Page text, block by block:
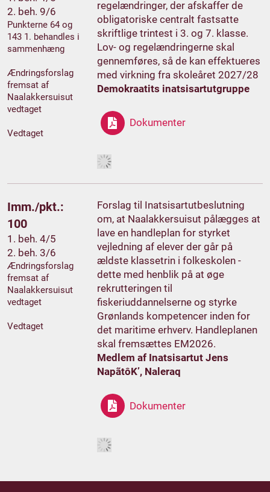
2. beh. 9/6
Punkterne 64 og
143 1. behandles i
sammenhæng
Ændringsforslag
fremsat af
Naalakkersuisut
vedtaget
Vedtaget
regelændringer, der afskaffer de
obligatoriske centralt fastsatte
skriftlige trintest i 3. og 7. klasse.
Lov- og regelændringerne skal
gennemføres, så de kan effektueres
med virkning fra skoleåret 2027/28
Demokraatits inatsisartutgruppe
Dokumenter
Imm./pkt.:
100
1. beh. 4/5
2. beh. 3/6
Ændringsforslag
fremsat af
Naalakkersuisut
vedtaget
Vedtaget
Forslag til Inatsisartutbeslutning
om, at Naalakkersuisut pålægges at
lave en handleplan for styrket
vejledning af elever der går på
ældste klassetrin i folkeskolen -
dette med henblik på at øge
rekrutteringen til
fiskeriuddannelserne og styrke
Grønlands kompetencer inden for
det maritime erhverv. Handleplanen
skal fremsættes EM2026.
Medlem af Inatsisartut Jens
NapãtôK’, Naleraq
Dokumenter